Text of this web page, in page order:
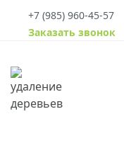
+7 (985) 960-45-57
Заказать звонок